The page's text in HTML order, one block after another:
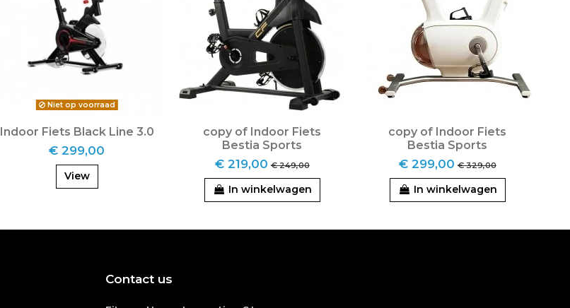
Niet op voorraad
Indoor Fiets Black Line 3.0
€ 299,00
View
copy of Indoor Fiets
Bestia Sports
€ 219,00 € 249,00
In winkelwagen
copy of Indoor Fiets
Bestia Sports
€ 299,00 € 329,00
In winkelwagen
Contact us